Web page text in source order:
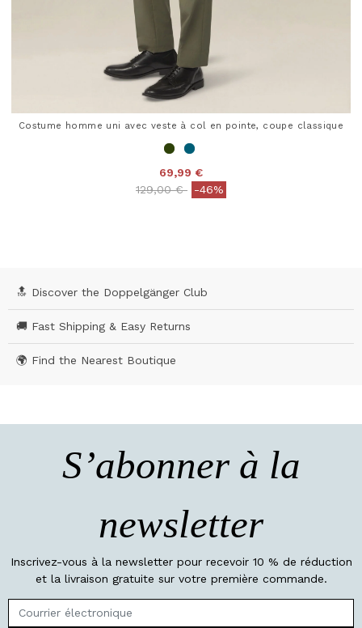
Costume homme uni avec veste à col en pointe, coupe classique
69,99 €
Price reduced from
129,00 €to-46%
🔝 Discover the Doppelgänger Club
🚚 Fast Shipping & Easy Returns
🌍 Find the Nearest Boutique
S’abonner à la
newsletter
Inscrivez-vous à la newsletter pour recevoir 10 % de réduction
et la livraison gratuite sur votre première commande.